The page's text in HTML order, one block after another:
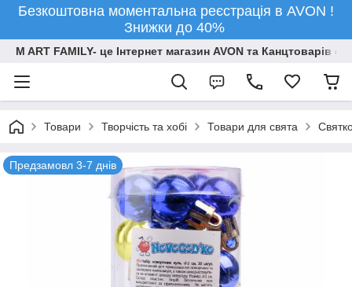
Безкоштовна моментальна реєстрація в AVON !
Знижки до 40%
M ART FAMILY- це Інтернет магазин AVON та Канцтоварів
Товари Творчiсть та хобi Товари для свята
Предзамовл 3-7 днів